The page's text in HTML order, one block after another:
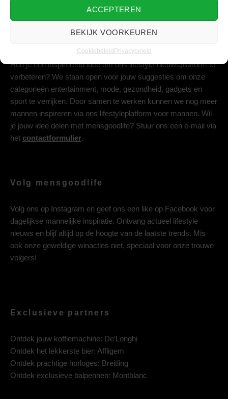
ACCEPTEREN
BEKIJK VOORKEUREN
Cookiebeleid Privacybeleid
Heb je een inspirerend idee om ons lifestyle-nieuwsplatform te
verbeteren? We staan open voor jouw suggesties om onze
categorieën entertainment, mode, gezondheid, gadgets en
sport te verrijken. Door samen te werken kunnen we nog meer
mannen inspireren via ons lifestyleplatform voor mannen. Wil
je jouw idee delen met mensgoodlife? Stuur ons een e-mail via
het contactformulier.
Volg mensgoodlife
Volg ons op Instagram en geef ons een like op Facebook voor
dagelijkse mannelijke inspiratie. Ontvang actueel lifestyle
nieuws en blijf altijd op de hoogte van de laatste trends. Mis
ook onze geweldige winacties niet, speciaal voor onze trouwe
volgers!
Exclusieve partners
Ontdek jouw koffiemachine: De’Longhi
Ontdek het lekkerste bier: Affligem
Ontdek prachtige horloges: Breitling
Ontdek exclusieve balpennen: Montblanc